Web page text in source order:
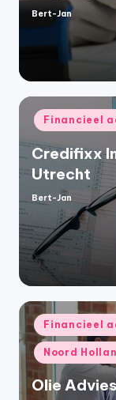
Geplaatst
door
Bert-Jan
Geplaatst
in
Financieel
Credifixx
Utrecht
Geplaatst
Bert-Jan
Geplaatst
in
Financieel
Noord
Olie